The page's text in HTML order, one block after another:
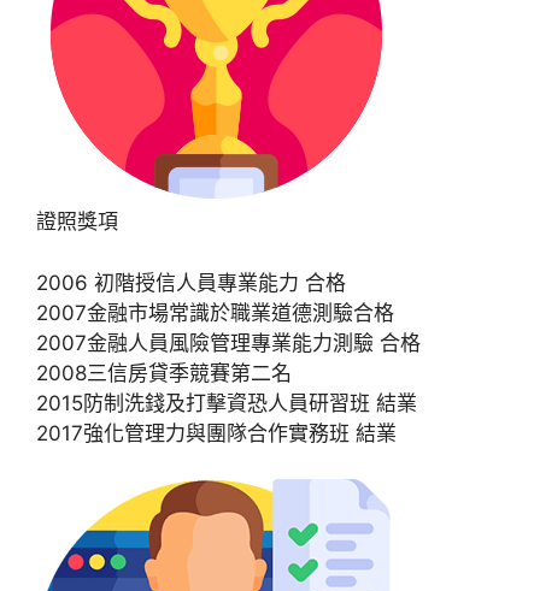
證照獎項
2006 初階授信人員專業能力 合格
2007金融市場常識於職業道德測驗合格
2007金融人員風險管理專業能力測驗 合格
2008三信房貸季競賽第二名
2015防制洗錢及打擊資恐人員研習班 結業
2017強化管理力與團隊合作實務班 結業